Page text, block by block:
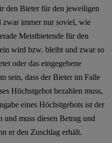
den Bieter für den jeweiligen
immer nur soviel, wie
Meistbietende für den
wird bzw. bleibt und zwar so
oder das eingegebene
sein, dass der Bieter im Falle
Höchstgebot bezahlen muss,
eines Höchstgebots ist der
und muss diesen Betrag und
er den Zuschlag erhält.